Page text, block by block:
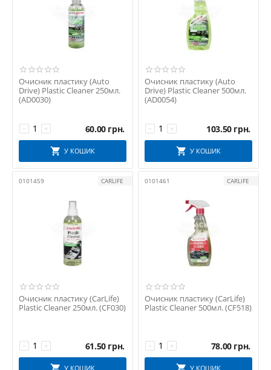
Очисник пластику (Auto
Drive) Plastic Cleaner 250мл.
(AD0030)
+
− 60.00 грн.
У КОШИК
Очисник пластику (Auto
Drive) Plastic Cleaner 500мл.
(AD0054)
+
− 103.50 грн.
У КОШИК
0101459 CARLIFE
Очисник пластику (CarLife)
Plastic Cleaner 250мл. (CF030)
+
− 61.50 грн.
У КОШИК
0101461 CARLIFE
Очисник пластику (CarLife)
Plastic Cleaner 500мл. (CF518)
+
− 78.00 грн.
У КОШИК